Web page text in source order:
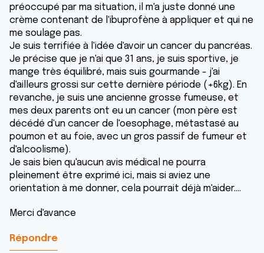
préoccupé par ma situation, il m'a juste donné une
crème contenant de l'ibuprofène à appliquer et qui ne
me soulage pas.
Je suis terrifiée à l'idée d'avoir un cancer du pancréas.
Je précise que je n'ai que 31 ans, je suis sportive, je
mange très équilibré, mais suis gourmande - j'ai
d'ailleurs grossi sur cette dernière période (+6kg). En
revanche, je suis une ancienne grosse fumeuse, et
mes deux parents ont eu un cancer (mon père est
décédé d'un cancer de l'oesophage, métastasé au
poumon et au foie, avec un gros passif de fumeur et
d'alcoolisme).
Je sais bien qu'aucun avis médical ne pourra
pleinement être exprimé ici, mais si aviez une
orientation à me donner, cela pourrait déjà m'aider....
Merci d'avance
Répondre